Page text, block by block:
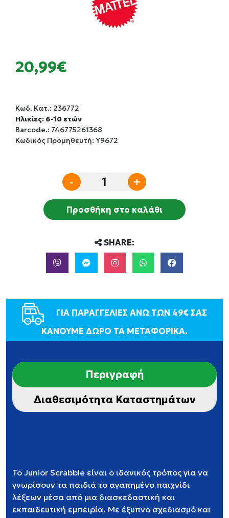
20,99€
Κωδ. Κατ.: 236772
Ηλικίες: 6-10 ετών
Barcode.: 746775261368
Κωδικός Προμηθευτή: Y9672
- +
Προσθήκη στο καλάθι
SHARE:
ΓΙΑ ΠΑΡΑΓΓΕΛΙΕΣ ΑΝΩ ΤΩΝ 49€ ΣΑΣ
ΚΑΝΟΥΜΕ ΔΩΡΟ ΤΑ ΜΕΤΑΦΟΡΙΚΑ.
Περιγραφή
Διαθεσιμότητα Καταστημάτων
Το Junior Scrabble είναι ο ιδανικός τρόπος για να
γνωρίσουν τα παιδιά το αγαπημένο παιχνίδι
λέξεων μέσα από μια διασκεδαστική και
εκπαιδευτική εμπειρία. Με έξυπνο σχεδιασμό και